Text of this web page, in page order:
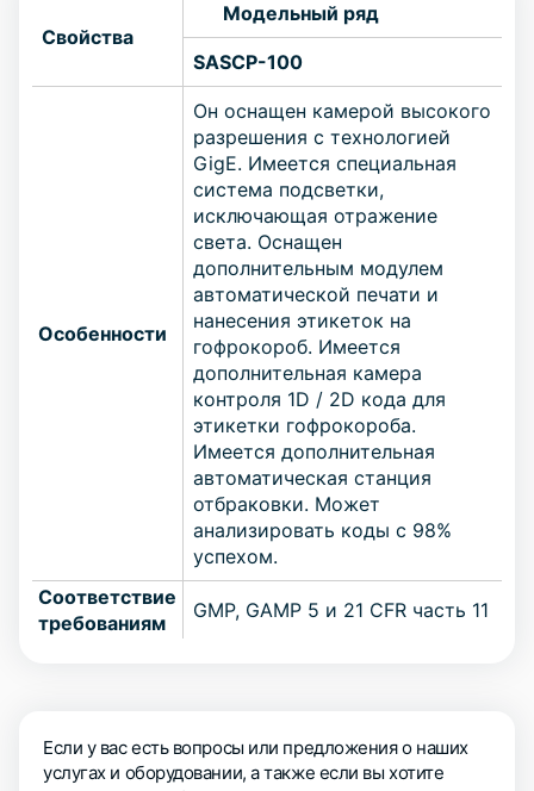
Свойства
Модельный ряд
SASCP-100
Особенности
Он оснащен камерой высокого
разрешения с технологией
GigE. Имеется специальная
система подсветки,
исключающая отражение
света. Оснащен
дополнительным модулем
автоматической печати и
нанесения этикеток на
гофрокороб. Имеется
дополнительная камера
контроля 1D / 2D кода для
этикетки гофрокороба.
Имеется дополнительная
автоматическая станция
отбраковки. Может
анализировать коды с 98%
успехом.
Соответствие
требованиям
GMP, GAMP 5 и 21 CFR часть 11
Если у вас есть вопросы или предложения о наших
услугах и оборудовании, а также если вы хотите